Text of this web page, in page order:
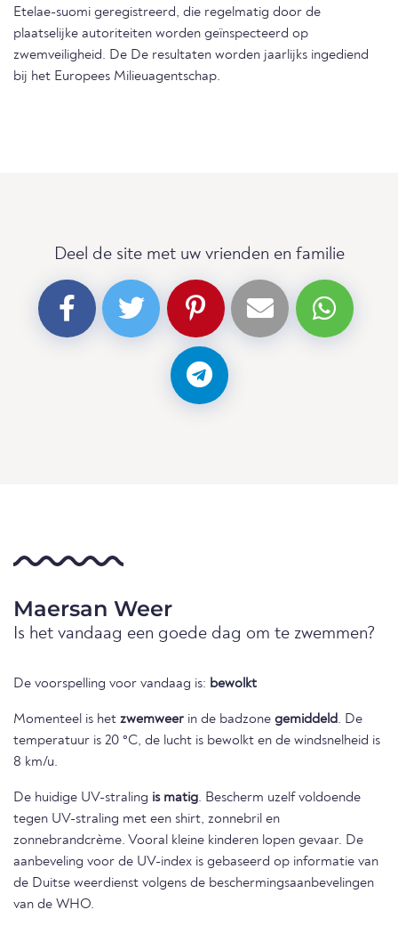
Etelae-suomi geregistreerd, die regelmatig door de
plaatselijke autoriteiten worden geïnspecteerd op
zwemveiligheid. De De resultaten worden jaarlijks ingediend
bij het Europees Milieuagentschap.
Deel de site met uw vrienden en familie
Maersan Weer
Is het vandaag een goede dag om te zwemmen?
De voorspelling voor vandaag is: bewolkt
Momenteel is het zwemweer in de badzone gemiddeld. De
temperatuur is 20 °C, de lucht is bewolkt en de windsnelheid is
8 km/u.
De huidige UV-straling is matig. Bescherm uzelf voldoende
tegen UV-straling met een shirt, zonnebril en
zonnebrandcrème. Vooral kleine kinderen lopen gevaar. De
aanbeveling voor de UV-index is gebaseerd op informatie van
de Duitse weerdienst volgens de beschermingsaanbevelingen
van de WHO.